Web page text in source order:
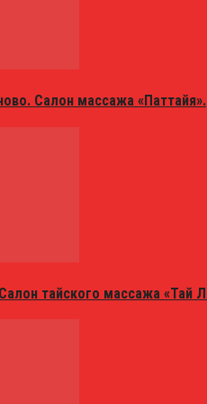
Салон массажа «Паттайя».
тайского массажа «Тай